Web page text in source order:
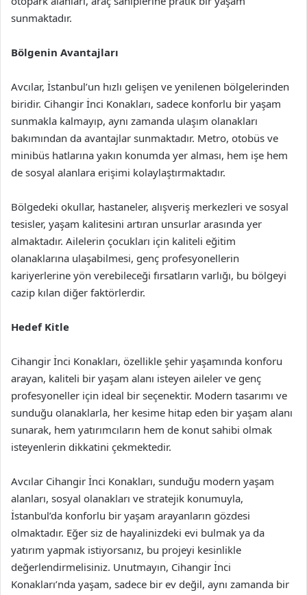
sunmaktadır.
Bölgenin Avantajları
Avcılar, İstanbul’un hızlı gelişen ve yenilenen bölgelerinden
biridir. Cihangir İnci Konakları, sadece konforlu bir yaşam
sunmakla kalmayıp, aynı zamanda ulaşım olanakları
bakımından da avantajlar sunmaktadır. Metro, otobüs ve
minibüs hatlarına yakın konumda yer alması, hem işe hem
de sosyal alanlara erişimi kolaylaştırmaktadır.
Bölgedeki okullar, hastaneler, alışveriş merkezleri ve sosyal
tesisler, yaşam kalitesini artıran unsurlar arasında yer
almaktadır. Ailelerin çocukları için kaliteli eğitim
olanaklarına ulaşabilmesi, genç profesyonellerin
kariyerlerine yön verebileceği fırsatların varlığı, bu bölgeyi
cazip kılan diğer faktörlerdir.
Hedef Kitle
Cihangir İnci Konakları, özellikle şehir yaşamında konforu
arayan, kaliteli bir yaşam alanı isteyen aileler ve genç
profesyoneller için ideal bir seçenektir. Modern tasarımı ve
sunduğu olanaklarla, her kesime hitap eden bir yaşam alanı
sunarak, hem yatırımcıların hem de konut sahibi olmak
isteyenlerin dikkatini çekmektedir.
Avcılar Cihangir İnci Konakları, sunduğu modern yaşam
alanları, sosyal olanakları ve stratejik konumuyla,
İstanbul’da konforlu bir yaşam arayanların gözdesi
olmaktadır. Eğer siz de hayalinizdeki evi bulmak ya da
yatırım yapmak istiyorsanız, bu projeyi kesinlikle
değerlendirmelisiniz. Unutmayın, Cihangir İnci
Konakları’nda yaşam, sadece bir ev değil, aynı zamanda bir